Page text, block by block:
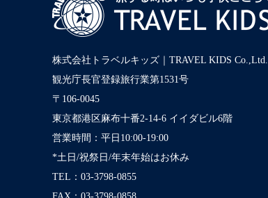
株式会社トラベルキッズ｜TRAVEL KIDS Co.,Ltd.
観光庁長官登録旅行業第1531号
〒106-0045
東京都港区麻布十番2-14-6 イイダビル6階
営業時間：平日10:00-19:00
*土日/祝祭日/年末年始はお休み
TEL：03-3798-0855